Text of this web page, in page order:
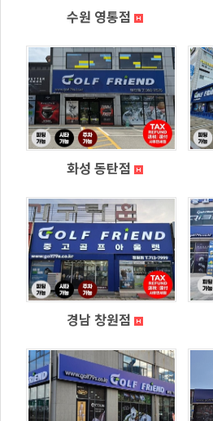
수원 영통점
화성 동탄점
경남 창원점